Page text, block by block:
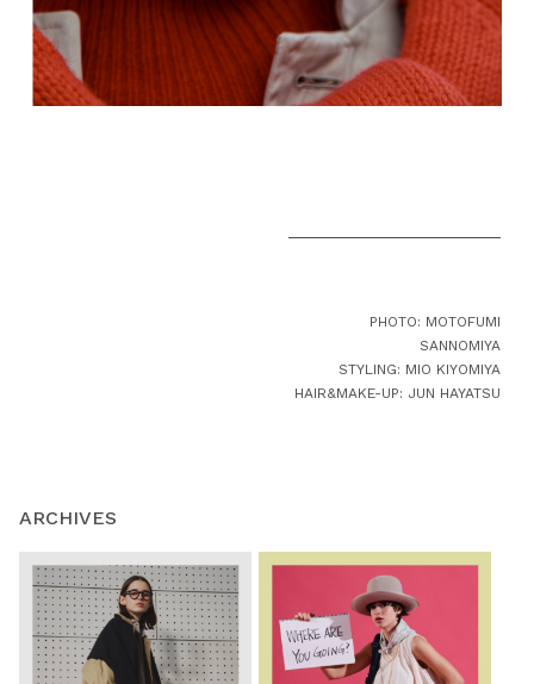
PHOTO: MOTOFUMI
SANNOMIYA
STYLING: MIO KIYOMIYA
HAIR&MAKE-UP: JUN HAYATSU
ARCHIVES